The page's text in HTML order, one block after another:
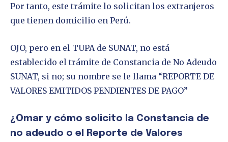
Por tanto, este trámite lo solicitan los extranjeros
que tienen domicilio en Perú.
OJO, pero en el TUPA de SUNAT, no está
establecido el trámite de Constancia de No Adeudo
SUNAT, si no; su nombre se le llama “REPORTE DE
VALORES EMITIDOS PENDIENTES DE PAGO”
¿Omar y cómo solicito la Constancia de
no adeudo o el Reporte de Valores